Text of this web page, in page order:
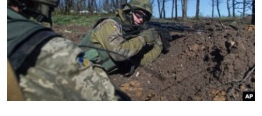
СУСПІЛЬСТВО
ЕКОНОМІКА
ІСТОРІЇ УСПІХУ УКРАЇНЦІВ
ТЕЛЕПРОГРАМИ
ЧАС-TIME
БРИФІНГ ГОЛОСУ АМЕРИКИ
СТУДІЯ ВАШИНГТОН
ENGLISH
Learning English